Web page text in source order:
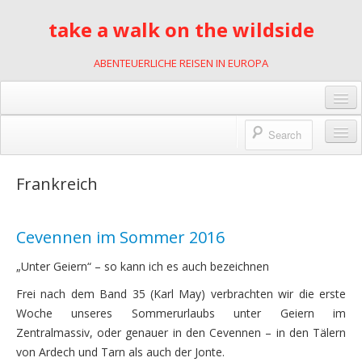
take a walk on the wildside
ABENTEUERLICHE REISEN IN EUROPA
Links
Kontakt
mit Motorrädern durch Slowenien
2002
Kajakfahren in Polen
2007
Frankreich
Cevennen im Sommer 2016
„Unter Geiern“ – so kann ich es auch bezeichnen
Frei nach dem Band 35 (Karl May) verbrachten wir die erste
Woche unseres Sommerurlaubs unter Geiern im
Zentralmassiv, oder genauer in den Cevennen – in den Tälern
von Ardech und Tarn als auch der Jonte.